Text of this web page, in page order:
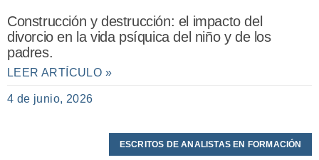
Construcción y destrucción: el impacto del
divorcio en la vida psíquica del niño y de los
padres.
LEER ARTÍCULO »
4 de junio, 2026
ESCRITOS DE ANALISTAS EN FORMACIÓN